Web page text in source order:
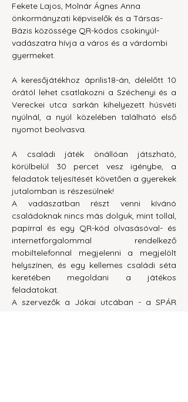
Fekete Lajos, Molnár Ágnes Anna
önkormányzati képviselők és a Társas-
Bázis közössége QR-kódos csokinyúl-
vadászatra hívja a város és a várdombi
gyermeket.
A keresőjátékhoz április18-án, délelőtt 10
órától lehet csatlakozni a Széchenyi és a
Vereckei utca sarkán kihelyezett húsvéti
nyúlnál, a nyúl közelében található első
nyomot beolvasva.
​A családi játék önállóan játszható,
körülbelül 30 percet vesz igénybe, a
feladatok teljesítését követően a gyerekek
jutalomban is részesülnek!
A vadászatban részt venni kívánó
családoknak nincs más dolguk, mint tollal,
papírral és egy QR-kód olvasásóval- és
internetforgalommal rendelkező
mobiltelefonnal megjelenni a megjelölt
helyszínen, és egy kellemes családi séta
keretében megoldani a játékos
feladatokat.
A szervezők a Jókai utcában - a SPÁR